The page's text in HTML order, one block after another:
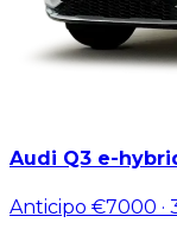
Audi Q3 e-
Anticipo €7000 ·